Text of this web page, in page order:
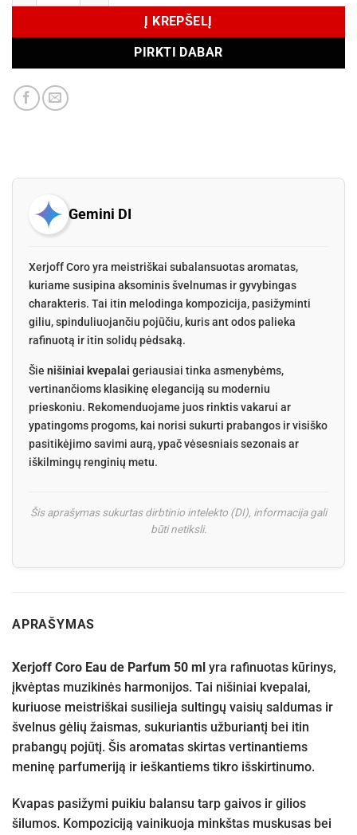
Į KREPŠELĮ
PIRKTI DABAR
Gemini DI
Xerjoff Coro yra meistriškai subalansuotas aromatas,
kuriame susipina aksominis švelnumas ir gyvybingas
charakteris. Tai itin melodinga kompozicija, pasižyminti
giliu, spinduliuojančiu pojūčiu, kuris ant odos palieka
rafinuotą ir itin solidų pėdsaką.
Šie nišiniai kvepalai geriausiai tinka asmenybėms,
vertinančioms klasikinę eleganciją su moderniu
prieskoniu. Rekomenduojame juos rinktis vakarui ar
ypatingoms progoms, kai norisi sukurti prabangos ir visiško
pasitikėjimo savimi aurą, ypač vėsesniais sezonais ar
iškilmingų renginių metu.
Šis aprašymas sukurtas dirbtinio intelekto (DI), informacija gali
būti netiksli.
APRAŠYMAS
Xerjoff Coro Eau de Parfum 50 ml yra rafinuotas kūrinys,
įkvėptas muzikinės harmonijos. Tai nišiniai kvepalai,
kuriuose meistriškai susilieja sultingų vaisių saldumas ir
švelnus gėlių žaismas, sukuriantis užburiantį bei itin
prabangų pojūtį. Šis aromatas skirtas vertinantiems
meninę parfumeriją ir ieškantiems tikro išskirtinumo.
Kvapas pasižymi puikiu balansu tarp gaivos ir gilios
šilumos. Kompoziciją vainikuoja minkštas muskusas bei